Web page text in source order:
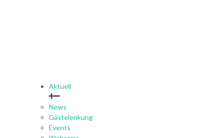
Aktuell
News
Gästelenkung
Events